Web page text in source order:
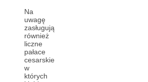
Na
uwagę
zasługują
również
liczne
pałace
cesarskie
w
których